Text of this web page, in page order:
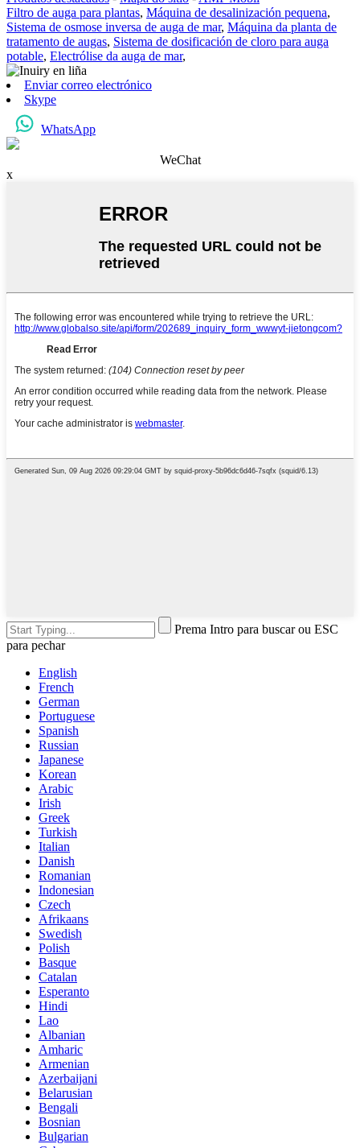
Filtro de auga para plantas, Máquina de desalinización pequena,
Sistema de osmose inversa de auga de mar, Máquina da planta de
tratamento de augas, Sistema de dosificación de cloro para auga
potable, Electrólise da auga de mar,
Enviar correo electrónico
Skype
WhatsApp
WeChat
x
Prema Intro para buscar ou ESC
para pechar
English
French
German
Portuguese
Spanish
Russian
Japanese
Korean
Arabic
Irish
Greek
Turkish
Italian
Danish
Romanian
Indonesian
Czech
Afrikaans
Swedish
Polish
Basque
Catalan
Esperanto
Hindi
Lao
Albanian
Amharic
Armenian
Azerbaijani
Belarusian
Bengali
Bosnian
Bulgarian